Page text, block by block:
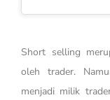
Short selling
oleh trader.
menjadi milik